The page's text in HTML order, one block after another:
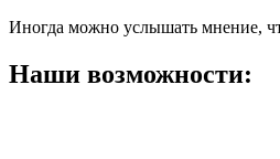
Иногда можно услышать мнение,
Наши возможности: